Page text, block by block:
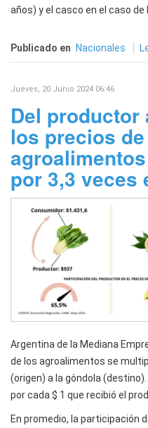
años) y el casco en el caso
Publicado en Nacionales
Jueves, 20 Junio 2024 06:46
Del productor
los precios
por 3,3 veces
Argentina de la Mediana
de los agroalimentos se
(origen) a la góndola
por cada $ 1 que recibió el
En promedio, la participación